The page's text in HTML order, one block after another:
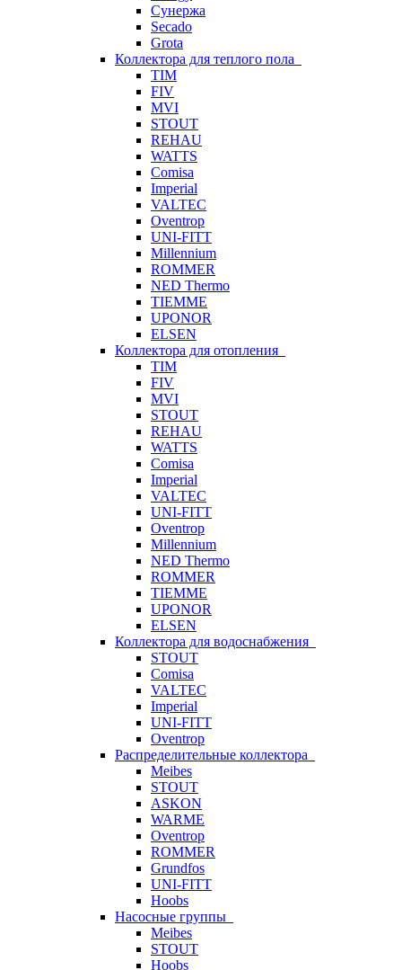
Сунержа
Secado
Grota
Коллектора для теплого пола
TIM
FIV
MVI
STOUT
REHAU
WATTS
Comisa
Imperial
VALTEC
Oventrop
UNI-FITT
Millennium
ROMMER
NED Thermo
TIEMME
UPONOR
ELSEN
Коллектора для отопления
TIM
FIV
MVI
STOUT
REHAU
WATTS
Comisa
Imperial
VALTEC
UNI-FITT
Oventrop
Millennium
NED Thermo
ROMMER
TIEMME
UPONOR
ELSEN
Коллектора для водоснабжения
STOUT
Comisa
VALTEC
Imperial
UNI-FITT
Oventrop
Распределительные коллектора
Meibes
STOUT
ASKON
WARME
Oventrop
ROMMER
Grundfos
UNI-FITT
Hoobs
Насосные группы
Meibes
STOUT
Hoobs